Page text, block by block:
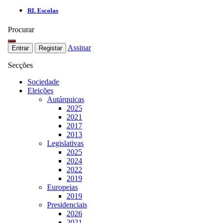
RL Escolas
Procurar
Entrar Registar Assinar
Secções
Sociedade
Eleições
Autárquicas
2025
2021
2017
2013
Legislativas
2025
2024
2022
2019
Europeias
2019
Presidenciais
2026